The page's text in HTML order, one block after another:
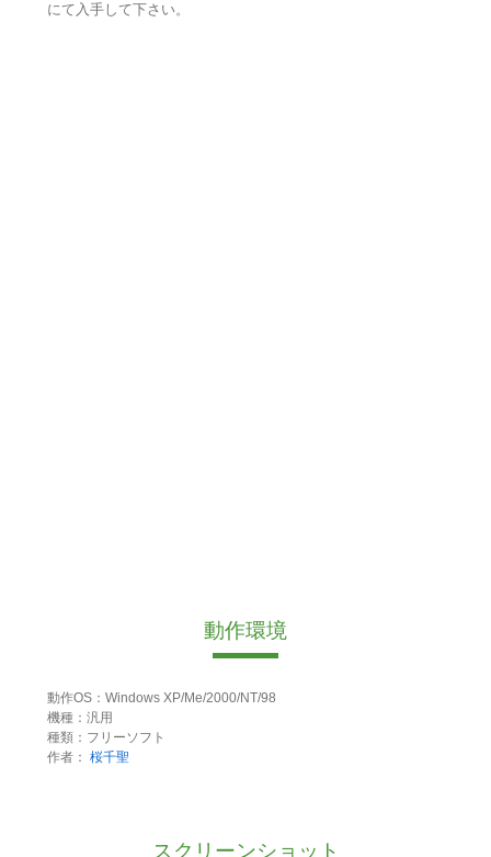
にて入手して下さい。
動作環境
動作OS：Windows XP/Me/2000/NT/98
機種：汎用
種類：フリーソフト
作者： 桜千聖
スクリーンショット